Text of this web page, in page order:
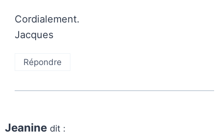
Cordialement.
Jacques
Répondre
Jeanine dit :